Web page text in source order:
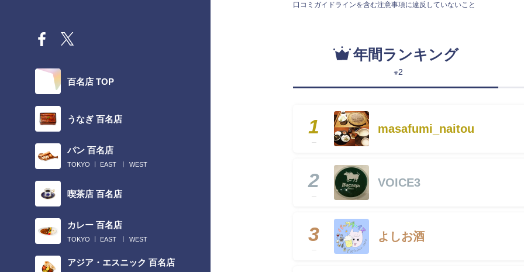
百名店 TOP
うなぎ 百名店
パン 百名店
TOKYO EAST WEST
喫茶店 百名店
カレー 百名店
TOKYO EAST WEST
アジア・エスニック 百名店
口コミガイドラインを含む注意事項に違反していないこと
年間ランキング
※2
1 masafumi_naitou
2 VOICE3
3 よしお酒